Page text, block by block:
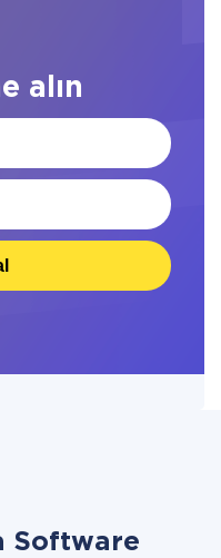
alın
Software